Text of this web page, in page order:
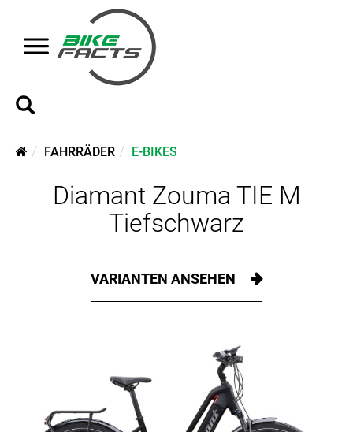
FAHRRÄDER E-BIKES
Diamant Zouma TIE M
Tiefschwarz
VARIANTEN ANSEHEN